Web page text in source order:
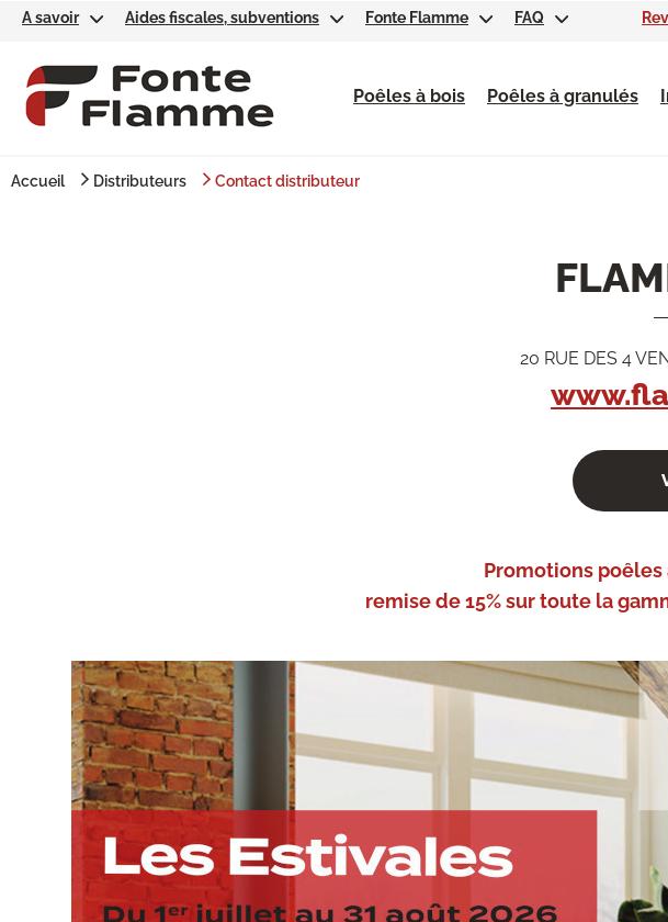
Poêles à bois Poêles à granulés
A savoir Aides fiscales, subventions Fonte Flamme FAQ
Accueil Distributeurs Contact distributeur
20 RUE DES 4
Promotions poêles
remise de 15% sur toute la